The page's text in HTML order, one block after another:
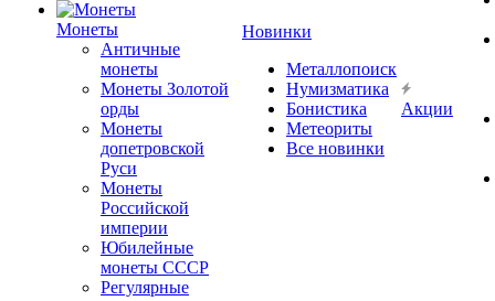
Монеты
Античные
монеты
Монеты Золотой
орды
Монеты
допетровской
Руси
Монеты
Российской
империи
Юбилейные
монеты СССР
Регулярные
Новинки
Металлопоиск
Нумизматика
Бонистика
Метеориты
Все новинки
Акции